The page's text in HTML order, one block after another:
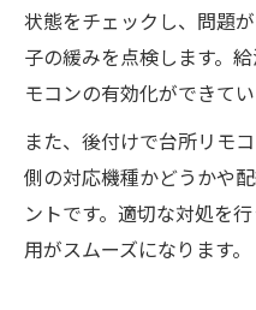
状態をチェックし、問題
子の緩みを点検します。
モコンの有効化ができて
また、後付けで台所リモ
側の対応機種かどうかや
ントです。適切な対処を
用がスムーズになります。